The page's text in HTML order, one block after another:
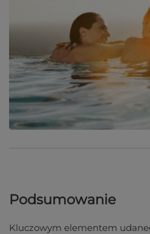
Podsumowanie
Kluczowym elementem